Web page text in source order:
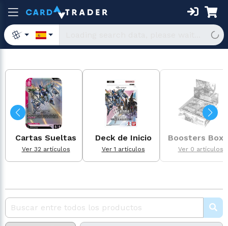
Cartas Sueltas
Ver 32 artículos
Deck de Inicio
Ver 1 artículos
Boosters
Ver 0 artículos